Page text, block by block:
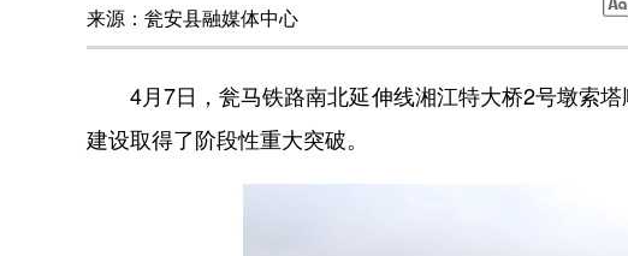
来源：瓮安县融媒体中心
4月7日，瓮马铁路南北延伸线湘江特大桥2号墩索塔
建设取得了阶段性重大突破。